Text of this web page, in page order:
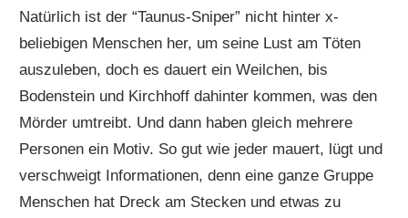
Natürlich ist der “Taunus-Sniper” nicht hinter x-
beliebigen Menschen her, um seine Lust am Töten
auszuleben, doch es dauert ein Weilchen, bis
Bodenstein und Kirchhoff dahinter kommen, was den
Mörder umtreibt. Und dann haben gleich mehrere
Personen ein Motiv. So gut wie jeder mauert, lügt und
verschweigt Informationen, denn eine ganze Gruppe
Menschen hat Dreck am Stecken und etwas zu